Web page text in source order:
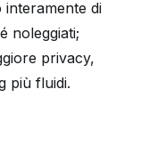
interamente di
noleggiati;
privacy,
più fluidi.